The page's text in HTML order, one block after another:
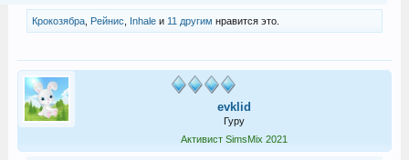
Крокозябра, Рейнис Inhaleи 11 другим нравится это.
evklid
Гуру
Активист SimsMix 2021